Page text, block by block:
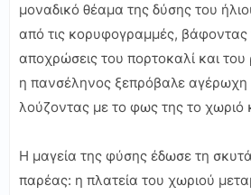
μοναδικό θέαμα της δύσης του
από τις κορυφογραμμές,
αποχρώσεις του πορτοκαλί και
η πανσέληνος ξεπρόβαλε αγέρωχη
λούζοντας με το φως της το χωριό
Η μαγεία της φύσης έδωσε τη
παρέας: η πλατεία του χωριού